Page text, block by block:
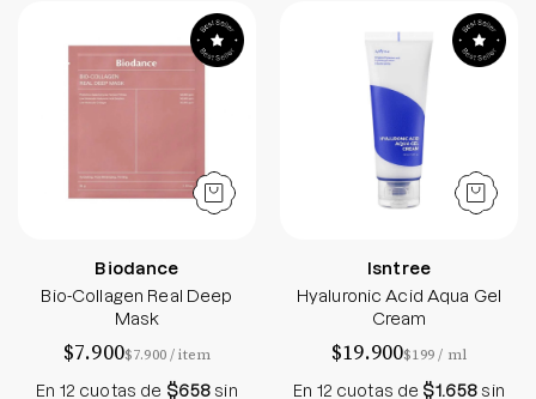
Bio-Collagen Real Deep Mask
Biodance
Bio-Collagen Real Deep
Mask
$7.900$7.900/por
item
En 12 cuotas de $658sin
Hyaluronic Acid
Isntree
Hyaluronic Acid Aqua Gel
Cream
$19.900$199/ por
ml
En 12 cuotas de $1.658sin